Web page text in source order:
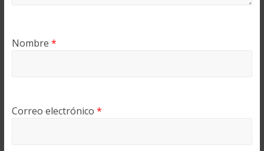
Nombre *
Correo electrónico *